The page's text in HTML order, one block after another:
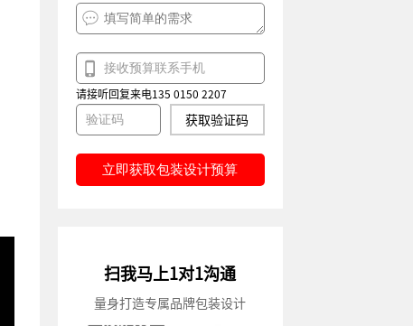
请接听回复来电135 0150 2207
获取验证码
立即获取包装设计预算
扫我马上1对1沟通
量身打造专属品牌包装设计